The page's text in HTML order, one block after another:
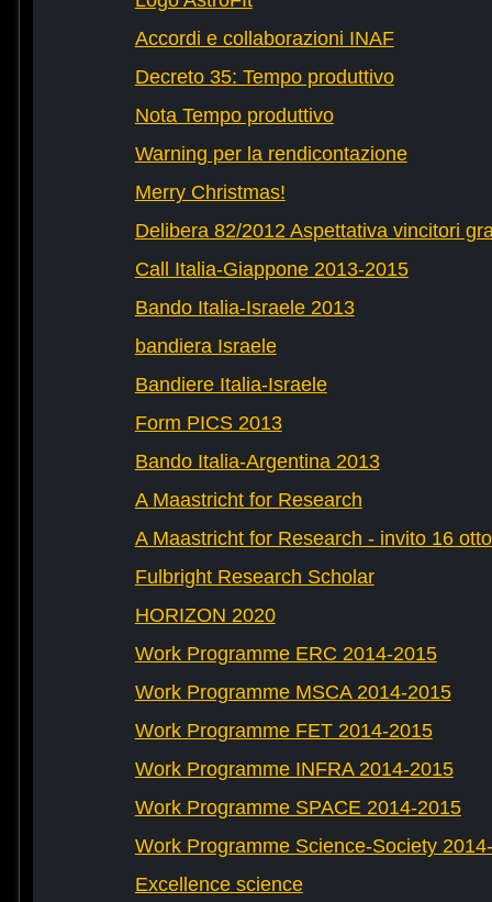
Accordi e collaborazioni INAF
Decreto 35: Tempo produttivo
Nota Tempo produttivo
Warning per la rendicontazione
Merry Christmas!
Delibera 82/2012 Aspettativa vincitori
Call Italia-Giappone 2013-2015
Bando Italia-Israele 2013
bandiera Israele
Bandiere Italia-Israele
Form PICS 2013
Bando Italia-Argentina 2013
A Maastricht for Research
A Maastricht for Research - invito 16
Fulbright Research Scholar
HORIZON 2020
Work Programme ERC 2014-2015
Work Programme MSCA 2014-2015
Work Programme FET 2014-2015
Work Programme INFRA 2014-2015
Work Programme SPACE 2014-2015
Work Programme Science-Society
Excellence science